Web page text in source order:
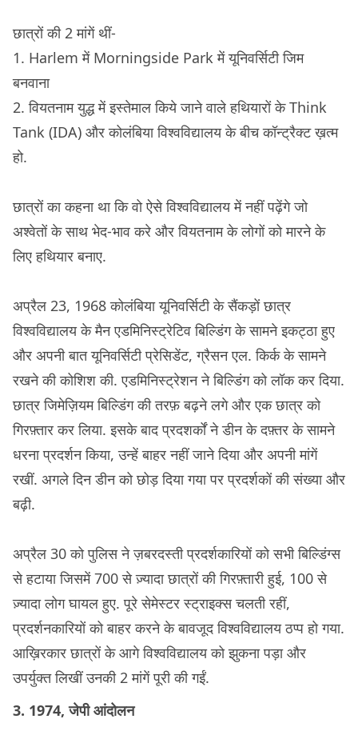
छात्रों की 2 मांगें थीं-
1. Harlem में Morningside Park में यूनिवर्सिटी जिम
बनवाना
2. वियतनाम युद्ध में इस्तेमाल किये जाने वाले हथियारों के Think
Tank (IDA) और कोलंबिया विश्वविद्यालय के बीच कॉन्ट्रैक्ट ख़त्म
हो.
छात्रों का कहना था कि वो ऐसे विश्वविद्यालय में नहीं पढ़ेंगे जो
अश्वेतों के साथ भेद-भाव करे और वियतनाम के लोगों को मारने के
लिए हथियार बनाए.
अप्रैल 23, 1968 कोलंबिया यूनिवर्सिटी के सैंकड़ों छात्र
विश्वविद्यालय के मैन एडमिनिस्ट्रेटिव बिल्डिंग के सामने इकट्ठा हुए
और अपनी बात यूनिवर्सिटी प्रेसिडेंट, ग्रैसन एल. किर्क के सामने
रखने की कोशिश की. एडमिनिस्ट्रेशन ने बिल्डिंग को लॉक कर दिया.
छात्र जिमेज़ियम बिल्डिंग की तरफ़ बढ़ने लगे और एक छात्र को
गिरफ़्तार कर लिया. इसके बाद प्रदशर्कों ने डीन के दफ़्तर के सामने
धरना प्रदर्शन किया, उन्हें बाहर नहीं जाने दिया और अपनी मांगें
रखीं. अगले दिन डीन को छोड़ दिया गया पर प्रदर्शकों की संख्या और
बढ़ी.
अप्रैल 30 को पुलिस ने ज़बरदस्ती प्रदर्शकारियों को सभी बिल्डिंग्स
से हटाया जिसमें 700 से ज़्यादा छात्रों की गिरफ़्तारी हुई, 100 से
ज़्यादा लोग घायल हुए. पूरे सेमेस्टर स्ट्राइक्स चलती रहीं,
प्रदर्शनकारियों को बाहर करने के बावजूद विश्वविद्यालय ठप्प हो गया.
आख़िरकार छात्रों के आगे विश्वविद्यालय को झुकना पड़ा और
उपर्युक्त लिखीं उनकी 2 मांगें पूरी की गईं.
3. 1974, जेपी आंदोलन